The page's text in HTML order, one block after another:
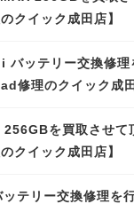
クイック成田店】
ッテリー交換修理
修理のクイック成田
を買取させて
クイック成田店】
リー交換修理を行